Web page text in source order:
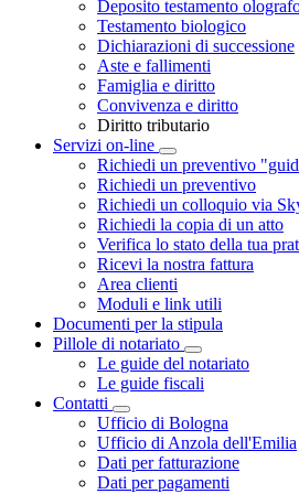
Deposito testamento
Testamento biologico
Dichiarazioni di successione
Aste e fallimenti
Famiglia e diritto
Convivenza e diritto
Diritto tributario
Servizi on-line
Toggle Dropdown
Richiedi un preventivo
Richiedi un preventivo
Richiedi un colloquio via
Richiedi la copia di un atto
Verifica lo stato della tua
Ricevi la nostra fattura
Area clienti
Moduli e link utili
Documenti per la stipula
Pillole di notariato
Toggle Dropdown
Le guide del notariato
Le guide fiscali
Contatti
Toggle Dropdown
Ufficio di Bologna
Ufficio di Anzola dell'Emilia
Dati per fatturazione
Dati per pagamenti